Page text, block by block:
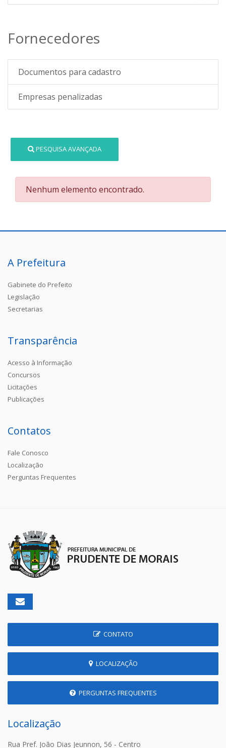
Fornecedores
Documentos para cadastro
Empresas penalizadas
PESQUISA AVANÇADA
Nenhum elemento encontrado.
A Prefeitura
Gabinete do Prefeito
Legislação
Secretarias
Transparência
Acesso à Informação
Concursos
Licitações
Publicações
Contatos
Fale Conosco
Localização
Perguntas Frequentes
CONTATO
LOCALIZAÇÃO
PERGUNTAS FREQUENTES
Localização
Rua Pref. João Dias Jeunnon, 56 - Centro